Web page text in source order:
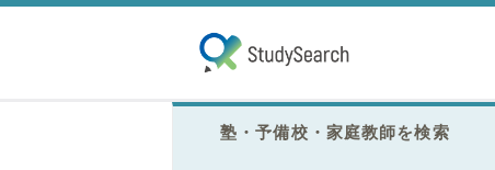
塾・予備校・家庭教師を検索